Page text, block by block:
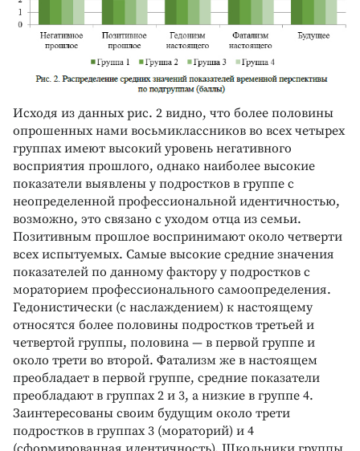
Исходя из данных рис. 2 видно, что более половины
опрошенных нами восьмиклассников во всех четырех
группах имеют высокий уровень негативного
восприятия прошлого, однако наиболее высокие
показатели выявлены у подростков в группе с
неопределенной профессиональной идентичностью,
возможно, это связано с уходом отца из семьи.
Позитивным прошлое воспринимают около четверти
всех испытуемых. Самые высокие средние значения
показателей по данному фактору у подростков с
мораторием профессионального самоопределения.
Гедонистически (с наслаждением) к настоящему
относятся более половины подростков третьей и
четвертой группы, половина — в первой группе и
около трети во второй. Фатализм же в настоящем
преобладает в первой группе, средние показатели
преобладают в группах 2 и 3, а низкие в группе 4.
Заинтересованы своим будущим около трети
подростков в группах 3 (мораторий) и 4